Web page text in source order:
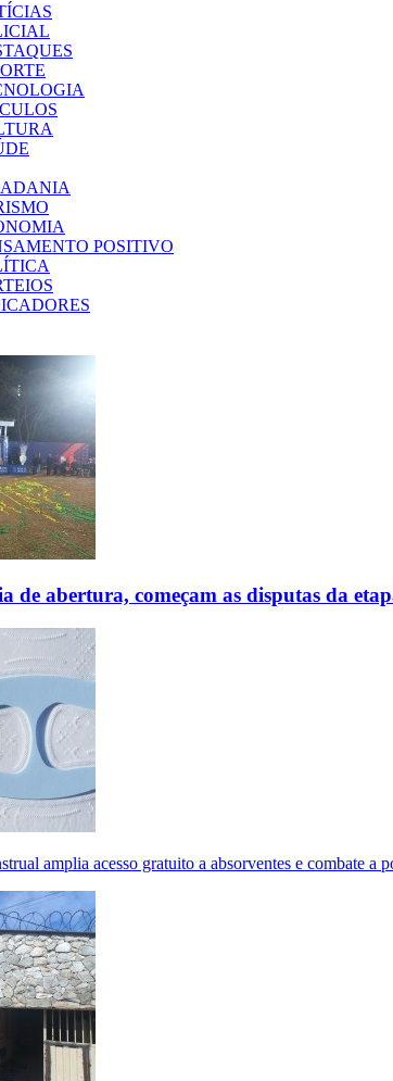
POSITIVO
de abertura, começam as disputas da
amplia acesso gratuito a absorventes e combate a